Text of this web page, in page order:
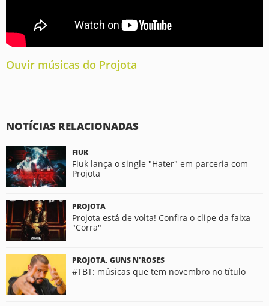
Ouvir músicas do Projota
NOTÍCIAS RELACIONADAS
FIUK
Fiuk lança o single "Hater" em parceria com
Projota
PROJOTA
Projota está de volta! Confira o clipe da faixa
"Corra"
PROJOTA, GUNS N'ROSES
#TBT: músicas que tem novembro no título